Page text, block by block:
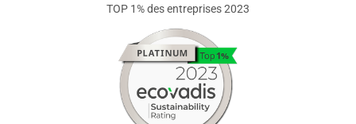
TOP 1% des entreprises 2023